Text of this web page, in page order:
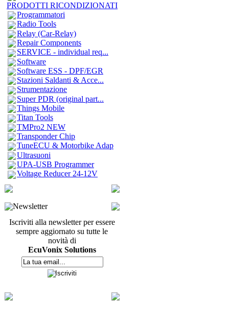
PRODOTTI RICONDIZIONATI
Programmatori
Radio Tools
Relay (Car-Relay)
Repair Components
SERVICE - individual req...
Software
Software ESS - DPF/EGR
Stazioni Saldanti & Acce...
Strumentazione
Super PDR (original part...
Things Mobile
Titan Tools
TMPro2 NEW
Transponder Chip
TuneECU & Motorbike Adap
Ultrasuoni
UPA-USB Programmer
Voltage Reducer 24-12V
Newsletter
Iscriviti alla newsletter per essere
sempre aggiornato su tutte le
novità di
EcuVonix Solutions